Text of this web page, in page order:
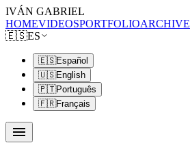
IVÁN GABRIEL
HOMEVIDEOSPORTFOLIOARCHIVE
🇪🇸ES
🇪🇸Español
🇺🇸English
🇵🇹Português
🇫🇷Français
menu